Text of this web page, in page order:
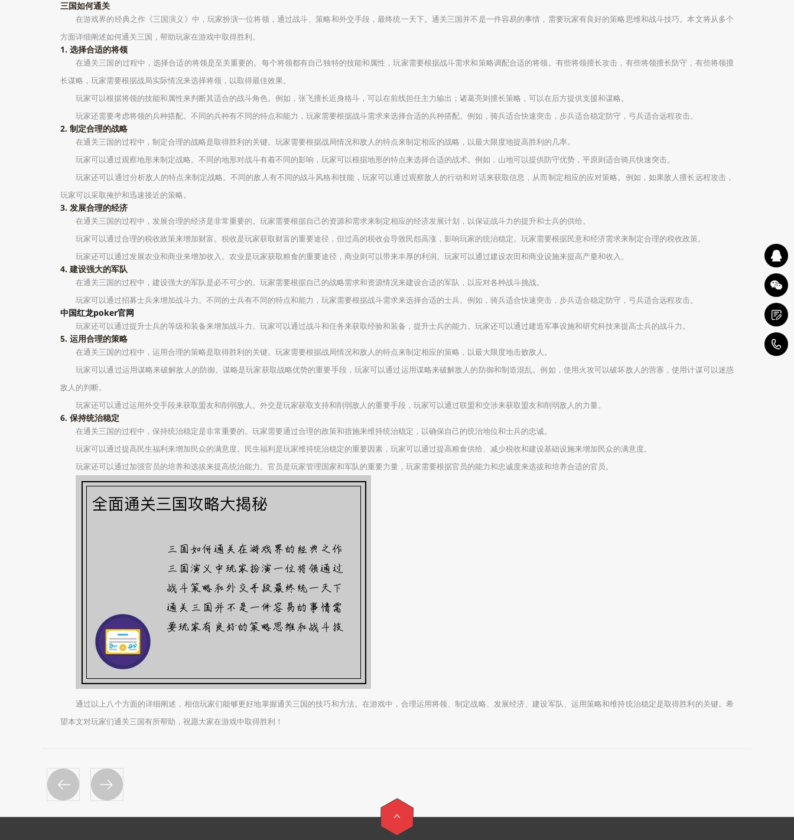
三国如何通关
在游戏界的经典之作《三国演义》中，玩家扮演一位将领，通过战斗、策略和外交手段，最终统一天下。通关三国并不是一件容易的事情，需要玩家有良好的策略思维和战斗技巧。本文将从多个
方面详细阐述如何通关三国，帮助玩家在游戏中取得胜利。
1. 选择合适的将领
在通关三国的过程中，选择合适的将领是至关重要的。每个将领都有自己独特的技能和属性，玩家需要根据战斗需求和策略调配合适的将领。有些将领擅长攻击，有些将领擅长防守，有些将领擅
长谋略，玩家需要根据战局实际情况来选择将领，以取得最佳效果。
玩家可以根据将领的技能和属性来判断其适合的战斗角色。例如，张飞擅长近身格斗，可以在前线担任主力输出；诸葛亮则擅长策略，可以在后方提供支援和谋略。
玩家还需要考虑将领的兵种搭配。不同的兵种有不同的特点和能力，玩家需要根据战斗需求来选择合适的兵种搭配。例如，骑兵适合快速突击，步兵适合稳定防守，弓兵适合远程攻击。
2. 制定合理的战略
在通关三国的过程中，制定合理的战略是取得胜利的关键。玩家需要根据战局情况和敌人的特点来制定相应的战略，以最大限度地提高胜利的几率。
玩家可以通过观察地形来制定战略。不同的地形对战斗有着不同的影响，玩家可以根据地形的特点来选择合适的战术。例如，山地可以提供防守优势，平原则适合骑兵快速突击。
玩家还可以通过分析敌人的特点来制定战略。不同的敌人有不同的战斗风格和技能，玩家可以通过观察敌人的行动和对话来获取信息，从而制定相应的应对策略。例如，如果敌人擅长远程攻击，
玩家可以采取掩护和迅速接近的策略。
3. 发展合理的经济
在通关三国的过程中，发展合理的经济是非常重要的。玩家需要根据自己的资源和需求来制定相应的经济发展计划，以保证战斗力的提升和士兵的供给。
玩家可以通过合理的税收政策来增加财富。税收是玩家获取财富的重要途径，但过高的税收会导致民怨高涨，影响玩家的统治稳定。玩家需要根据民意和经济需求来制定合理的税收政策。
玩家还可以通过发展农业和商业来增加收入。农业是玩家获取粮食的重要途径，商业则可以带来丰厚的利润。玩家可以通过建设农田和商业设施来提高产量和收入。
4. 建设强大的军队
在通关三国的过程中，建设强大的军队是必不可少的。玩家需要根据自己的战略需求和资源情况来建设合适的军队，以应对各种战斗挑战。
玩家可以通过招募士兵来增加战斗力。不同的士兵有不同的特点和能力，玩家需要根据战斗需求来选择合适的士兵。例如，骑兵适合快速突击，步兵适合稳定防守，弓兵适合远程攻击。
中国红龙poker官网
玩家还可以通过提升士兵的等级和装备来增加战斗力。玩家可以通过战斗和任务来获取经验和装备，提升士兵的能力。玩家还可以通过建造军事设施和研究科技来提高士兵的战斗力。
5. 运用合理的策略
在通关三国的过程中，运用合理的策略是取得胜利的关键。玩家需要根据战局情况和敌人的特点来制定相应的策略，以最大限度地击败敌人。
玩家可以通过运用谋略来破解敌人的防御。谋略是玩家获取战略优势的重要手段，玩家可以通过运用谋略来破解敌人的防御和制造混乱。例如，使用火攻可以破坏敌人的营寨，使用计谋可以迷惑
敌人的判断。
玩家还可以通过运用外交手段来获取盟友和削弱敌人。外交是玩家获取支持和削弱敌人的重要手段，玩家可以通过联盟和交涉来获取盟友和削弱敌人的力量。
6. 保持统治稳定
在通关三国的过程中，保持统治稳定是非常重要的。玩家需要通过合理的政策和措施来维持统治稳定，以确保自己的统治地位和士兵的忠诚。
玩家可以通过提高民生福利来增加民众的满意度。民生福利是玩家维持统治稳定的重要因素，玩家可以通过提高粮食供给、减少税收和建设基础设施来增加民众的满意度。
玩家还可以通过加强官员的培养和选拔来提高统治能力。官员是玩家管理国家和军队的重要力量，玩家需要根据官员的能力和忠诚度来选拔和培养合适的官员。
通过以上八个方面的详细阐述，相信玩家们能够更好地掌握通关三国的技巧和方法。在游戏中，合理运用将领、制定战略、发展经济、建设军队、运用策略和维持统治稳定是取得胜利的关键。希
望本文对玩家们通关三国有所帮助，祝愿大家在游戏中取得胜利！